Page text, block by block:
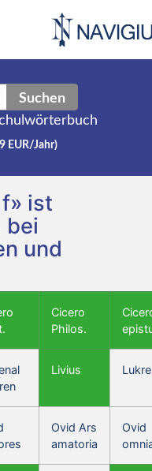
Suchen
EUR/Jahr)
ist
bei
und
Cicero
Philos.
Livius
Ovid Ars
amatoria
Ovid